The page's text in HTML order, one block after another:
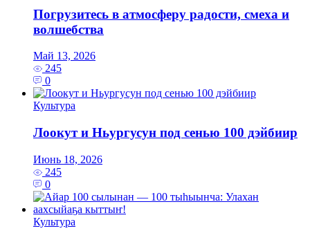
Погрузитесь в атмосферу радости, смеха и
волшебства
Май 13, 2026
245
0
Культура
Лоокут и Ньургусун под сенью 100 дэйбиир
Июнь 18, 2026
245
0
Культура